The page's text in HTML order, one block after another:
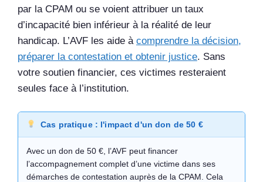
par la CPAM ou se voient attribuer un taux
d’incapacité bien inférieur à la réalité de leur
handicap. L’AVF les aide à comprendre la décision,
préparer la contestation et obtenir justice. Sans
votre soutien financier, ces victimes resteraient
seules face à l’institution.
Cas pratique : l'impact d'un don de 50 €
Avec un don de 50 €, l’AVF peut financer
l’accompagnement complet d’une victime dans ses
démarches de contestation auprès de la CPAM. Cela